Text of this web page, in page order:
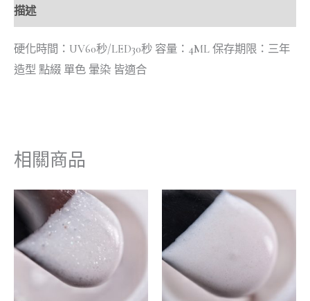
描述
硬化時間：UV60秒/LED30秒 容量：4ML 保存期限：三年
造型 點綴 單色 暈染 皆適合
相關商品